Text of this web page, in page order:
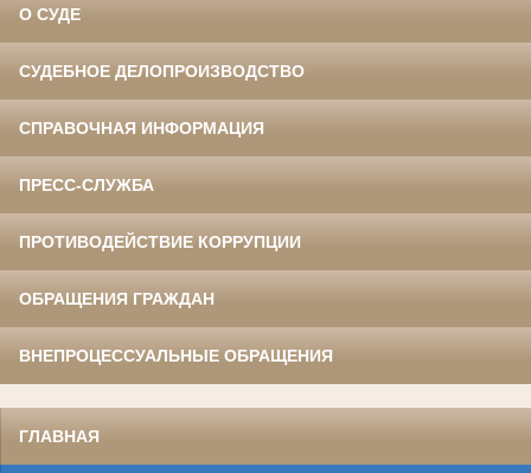
О СУДЕ
СУДЕБНОЕ ДЕЛОПРОИЗВОДСТВО
СПРАВОЧНАЯ ИНФОРМАЦИЯ
ПРЕСС-СЛУЖБА
ПРОТИВОДЕЙСТВИЕ КОРРУПЦИИ
ОБРАЩЕНИЯ ГРАЖДАН
ВНЕПРОЦЕССУАЛЬНЫЕ ОБРАЩЕНИЯ
ГЛАВНАЯ